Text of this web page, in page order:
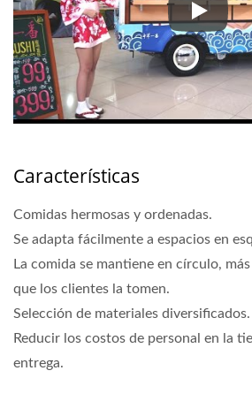
Camión
Características
Comidas hermosas y ordenadas.
Se adapta fácilmente a espacios en
La comida se mantiene en círculo,
que los clientes la tomen.
Selección de materiales diversificados.
Reducir los costos de personal en la
entrega.